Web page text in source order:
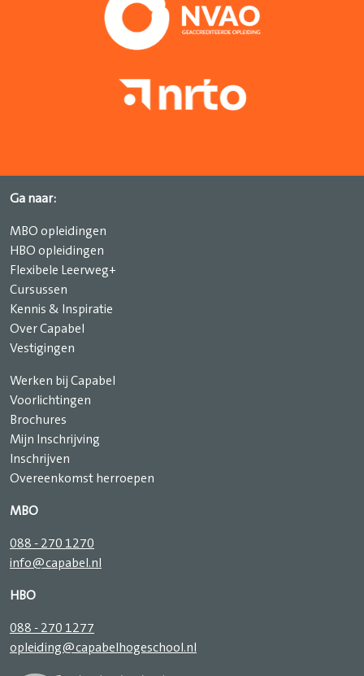
Ga naar:
MBO opleidingen
HBO opleidingen
Flexibele Leerweg+
Cursussen
Kennis & Inspiratie
Over Capabel
Vestigingen
Werken bij Capabel
Voorlichtingen
Brochures
Mijn Inschrijving
Inschrijven
Overeenkomst herroepen
MBO
088 - 270 1270
info@capabel.nl
HBO
088 - 270 1277
opleiding@capabelhogeschool.nl